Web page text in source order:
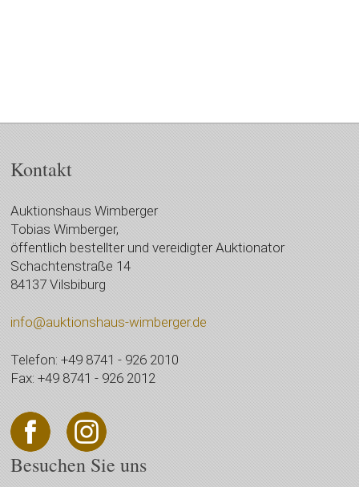
Kontakt
Auktionshaus Wimberger
Tobias Wimberger,
öffentlich bestellter und vereidigter Auktionator
Schachtenstraße 14
84137 Vilsbiburg
info@auktionshaus-wimberger.de
Telefon: +49 8741 - 926 2010
Fax: +49 8741 - 926 2012
Besuchen Sie uns